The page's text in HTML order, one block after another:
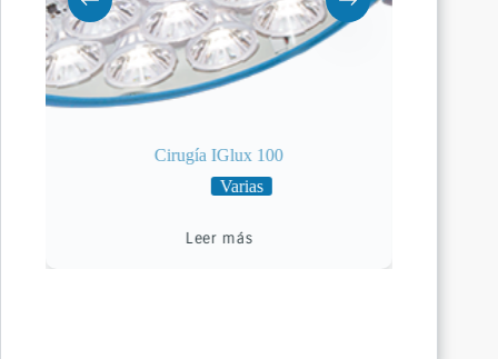
Cirugía IGlux 100
Varias
Leer más